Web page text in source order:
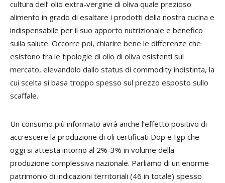
cultura dell’ olio extra-vergine di oliva quale prezioso
alimento in grado di esaltare i prodotti della nostra cucina e
indispensabile per il suo apporto nutrizionale e benefico
sulla salute. Occorre poi, chiarire bene le differenze che
esistono tra le tipologie di olio di oliva esistenti sul
mercato, elevandolo dallo status di commodity indistinta, la
cui scelta si basa troppo spesso sul prezzo esposto sullo
scaffale.
Un consumo più informato avrà anche l’effetto positivo di
accrescere la produzione di oli certificati Dop e Igp che
oggi si attesta intorno al 2%-3% in volume della
produzione complessiva nazionale. Parliamo di un enorme
patrimonio di indicazioni territoriali (46 in totale) spesso